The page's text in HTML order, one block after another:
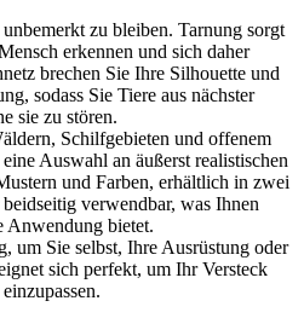
zu bleiben. Tarnung sorgt
erkennen und sich daher
brechen Sie Ihre Silhouette und
sodass Sie Tiere aus nächster
sie zu stören.
Schilfgebieten und offenem
Auswahl an äußerst realistischen
und Farben, erhältlich in zwei
verwendbar, was Ihnen
Anwendung bietet.
um Sie selbst, Ihre Ausrüstung oder
sich perfekt, um Ihr Versteck